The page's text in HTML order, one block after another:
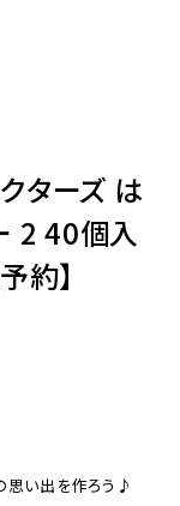
ターズ は
2 40個入
約】
思い出を作ろう♪